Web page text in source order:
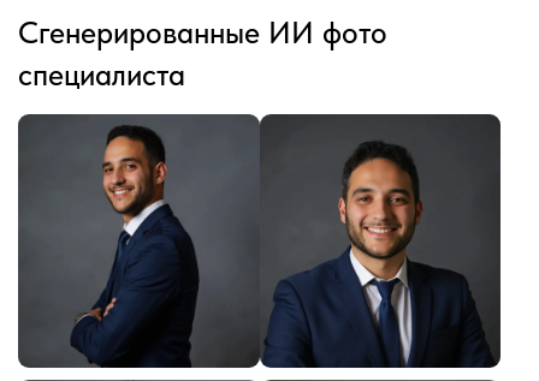
Сгенерированные ИИ фото
специалиста